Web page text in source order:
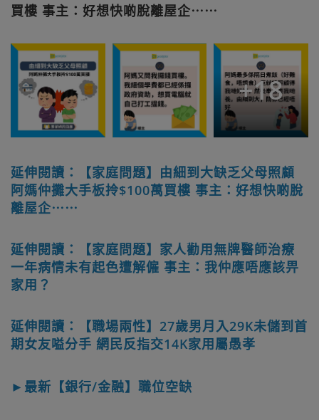
買樓 事主：好想快啲脫離屋企⋯⋯
+18
延伸閱讀：【家庭問題】由細到大缺乏父母照顧
阿媽仲攤大手板拎$100萬買樓 事主：好想快啲脫
離屋企⋯⋯
延伸閱讀：【家庭問題】家人勸用無牌醫師治療
一年病情未有起色遭解僱 事主：我仲應唔應該畀
家用？
延伸閱讀：【職場兩性】27歲男月入29K未儲到首
期女友嗌分手 網民反指交14K家用屬愚孝
►最新【銀行/金融】職位空缺